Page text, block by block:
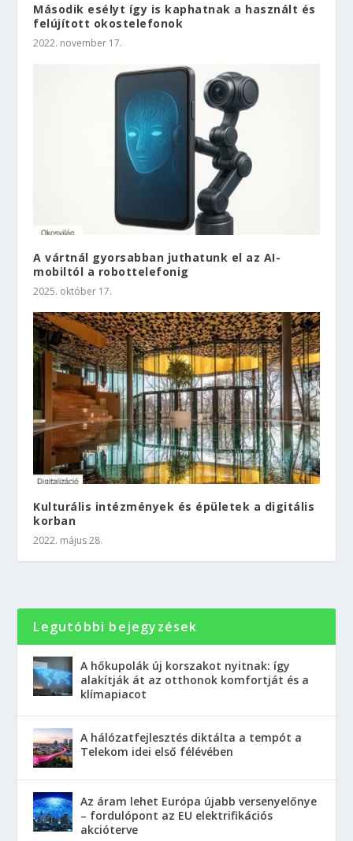
Második esélyt így is kaphatnak a használt és
felújított okostelefonok
2022. november 17.
A vártnál gyorsabban juthatunk el az AI-
mobiltól a robottelefonig
2025. október 17.
Kulturális intézmények és épületek a digitális
korban
2022. május 28.
Legutóbbi bejegyzések
A hőkupolák új korszakot nyitnak: így
alakítják át az otthonok komfortját és a
klímapiacot
A hálózatfejlesztés diktálta a tempót a
Telekom idei első félévében
Az áram lehet Európa újabb versenyelőnye
– fordulópont az EU elektrifikációs
akcióterve